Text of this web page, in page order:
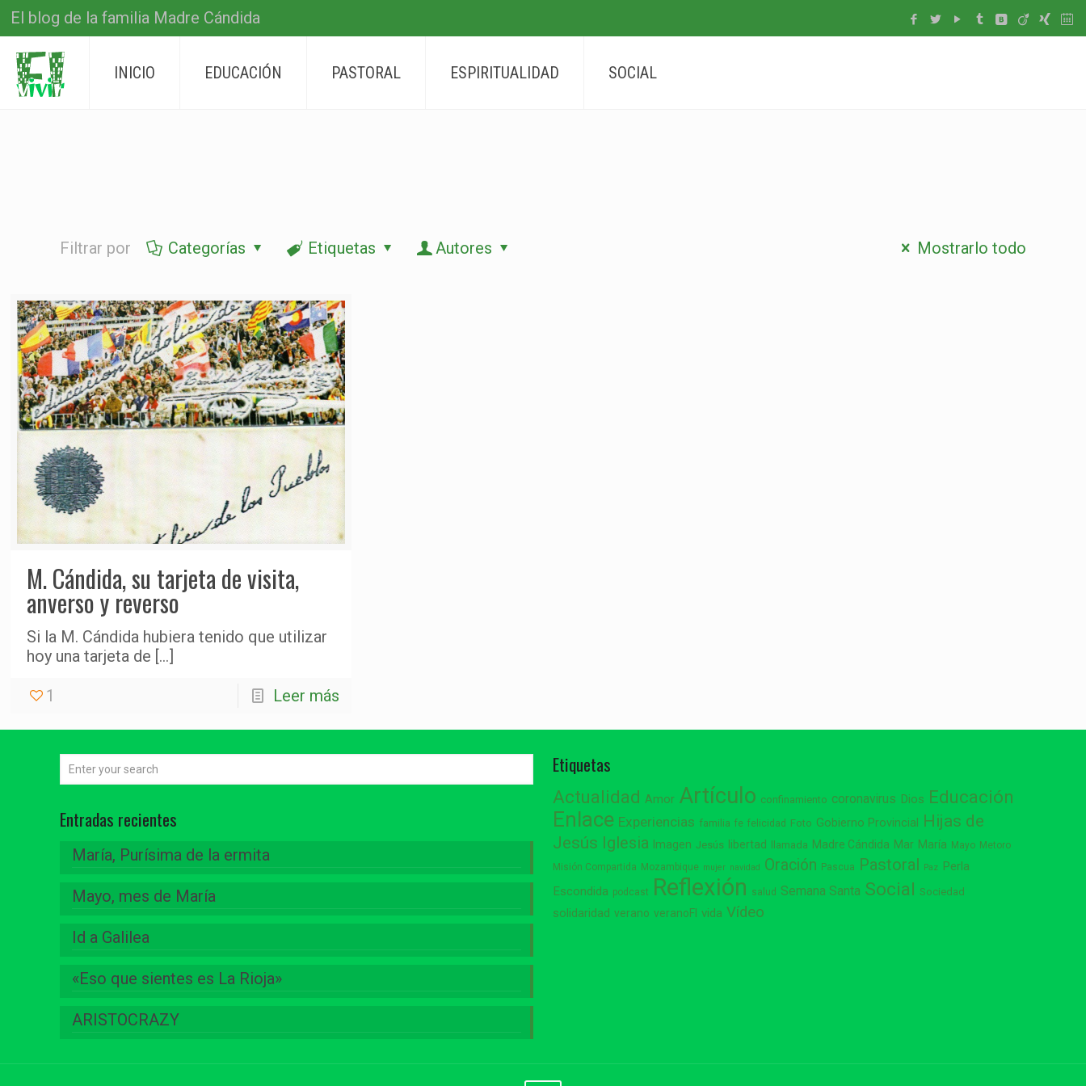
El blog de la familia Madre Cándida
INICIO EDUCACIÓN PASTORAL ESPIRITUALIDAD SOCIAL
Filtrar por Categorías Etiquetas Autores Mostrarlo todo
M. Cándida, su tarjeta de visita,
anverso y reverso
Si la M. Cándida hubiera tenido que utilizar
hoy una tarjeta de […]
1 Leer más
Entradas recientes
María, Purísima de la ermita
Mayo, mes de María
Id a Galilea
«Eso que sientes es La Rioja»
ARISTOCRAZY
Etiquetas
Actualidad Amor Artículo confinamiento coronavirus Dios Educación
Enlace Experiencias familia fe felicidad Foto Gobierno Provincial Hijas de
Jesús Iglesia Imagen Jesús libertad llamada Madre Cándida Mar María Mayo Metoro
Misión Compartida Mozambique mujer navidad Oración Pascua Pastoral Paz
Perla
Escondida podcast Reflexión salud Semana Santa Social Sociedad
solidaridad verano veranoFI vida Vídeo